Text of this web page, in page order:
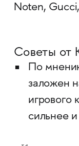
Noten,
Советы от
По
заложен
игрового
сильнее